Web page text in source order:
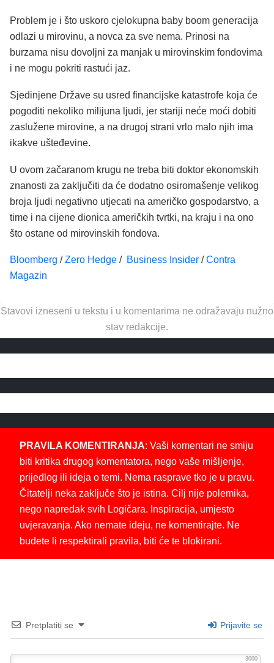
Problem je i što uskoro cjelokupna baby boom generacija
odlazi u mirovinu, a novca za sve nema. Prinosi na
burzama nisu dovoljni za manjak u mirovinskim fondovima
i ne mogu pokriti rastući jaz.
Sjedinjene Države su usred financijske katastrofe koja će
pogoditi nekoliko milijuna ljudi, jer stariji neće moći dobiti
zaslužene mirovine, a na drugoj strani vrlo malo njih ima
ikakve ušteđevine.
U ovom začaranom krugu ne treba biti doktor ekonomskih
znanosti za zaključiti da će dodatno osiromašenje velikog
broja ljudi negativno utjecati na američko gospodarstvo, a
time i na cijene dionica američkih tvrtki, na kraju i na ono
što ostane od mirovinskih fondova.
Bloomberg /Zero Hedge / Business Insider /Contra
Magazin
Stavovi izneseni u tekstu i u komentarima ne odražavaju nužno
stav redakcije.
PRAVILA KOMENTIRANJA: Vaši komentari ne smiju
biti kritika drugog komentatora, nego vaše mišljenje,
prijedlog ili ideja o temi. Nema rasprave tko je u pravu.
Čitatelji neka zaključe što je istina. Cilj nije polemika,
nego napredak svih Logičara. Inspiracija, umjesto
uvjeravanja. Ako nemate ideju, ne komentirajte. Ne
budete li respektirali pravila, biti će te blokirani.
Pretplatiti se Prijavite se
3000